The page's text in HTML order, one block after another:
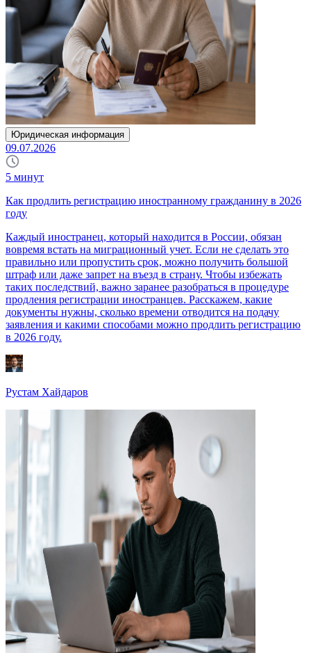
Юридическая информация
09.07.2026
5 минут
Как продлить регистрацию иностранному гражданину в 2026
году
Каждый иностранец, который находится в России, обязан
вовремя встать на миграционный учет. Если не сделать это
правильно или пропустить срок, можно получить большой
штраф или даже запрет на въезд в страну. Чтобы избежать
таких последствий, важно заранее разобраться в процедуре
продления регистрации иностранцев. Расскажем, какие
документы нужны, сколько времени отводится на подачу
заявления и какими способами можно продлить регистрацию
в 2026 году.
Рустам Хайдаров